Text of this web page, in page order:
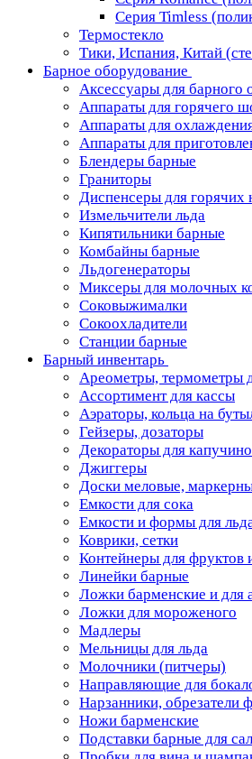
Серия Timless
Термостекло
Тики, Испания, Китай
Барное оборудование
Аксессуары для барного
Аппараты для горячего
Аппараты для
Аппараты для
Блендеры барные
Граниторы
Диспенсеры для горячих
Измельчители льда
Кипятильники барные
Комбайны барные
Льдогенераторы
Миксеры для молочных
Соковыжималки
Сокоохладители
Станции барные
Барный инвентарь
Ареометры, термометры
Ассортимент для кассы
Аэраторы, кольца на
Гейзеры, дозаторы
Декораторы для капучино
Джиггеры
Доски меловые,
Емкости для сока
Емкости и формы для
Коврики, сетки
Контейнеры для фруктов
Линейки барные
Ложки барменские и для
Ложки для мороженого
Мадлеры
Мельницы для льда
Молочники (питчеры)
Направляющие для
Нарзанники, обрезатели
Ножи барменские
Подставки барные для